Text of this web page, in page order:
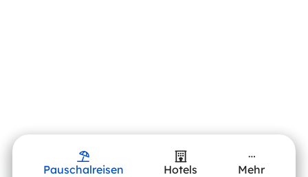
Pauschalreisen Hotels Mehr